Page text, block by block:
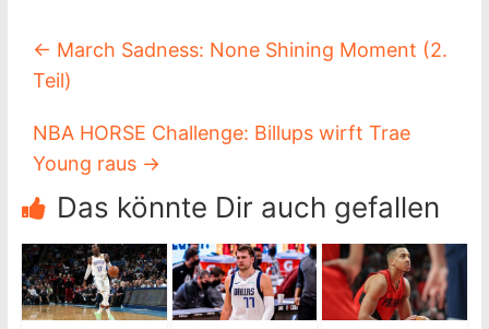
← March Sadness: None Shining Moment (2.
Teil)
NBA HORSE Challenge: Billups wirft Trae
Young raus →
Das könnte Dir auch gefallen